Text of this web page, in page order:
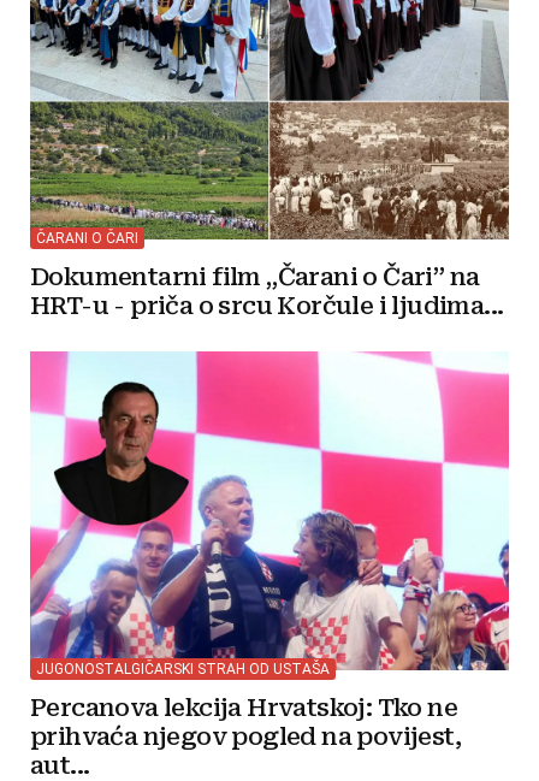
ČARANI O ČARI
Dokumentarni film „Čarani o Čari” na
HRT-u - priča o srcu Korčule i ljudima...
JUGONOSTALGIČARSKI STRAH OD USTAŠA
Percanova lekcija Hrvatskoj: Tko ne
prihvaća njegov pogled na povijest,
aut...